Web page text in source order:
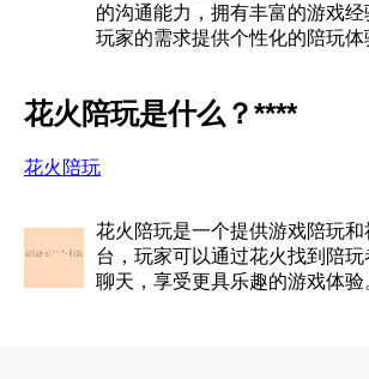
的沟通能力，拥有丰富的游戏
玩家的需求提供个性化的陪玩体
花火陪玩是什么？****
花火陪玩
花火陪玩是一个提供游戏陪玩
台，玩家可以通过花火找到陪玩
聊天，享受更具乐趣的游戏体验